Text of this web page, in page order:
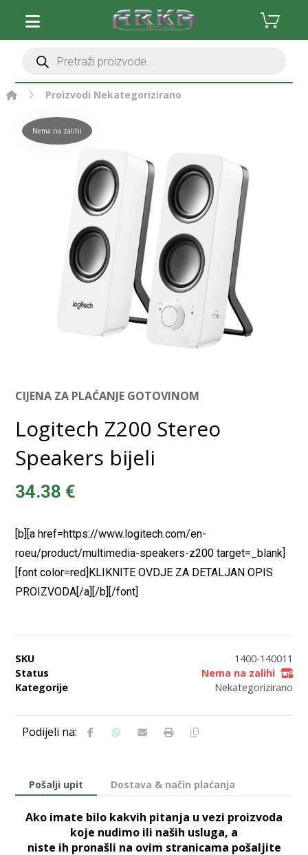
Proizvodi Nekategorizirano
Nema na zalihi
CIJENA ZA PLAĆANJE GOTOVINOM
Logitech Z200 Stereo
Speakers bijeli
34.38 €
[b][a href=https://www.logitech.com/en-
roeu/product/multimedia-speakers-z200 target=_blank]
[font color=red]KLIKNITE OVDJE ZA DETALJAN OPIS
PROIZVODA[/a][/b][/font]
SKU
1400-140011
Status
Nema na zalihi
Kategorije
Nekategorizirano
Pošalji upit Dostava & način plaćanja
Ako imate bilo kakvih pitanja u vezi proizvoda
koje nudimo ili naših usluga, a
niste ih pronašli na ovim stranicama pošaljite